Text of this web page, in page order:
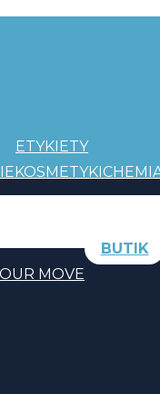
ETYKIETY
KOSMETYKI
MOVE
BUTIK